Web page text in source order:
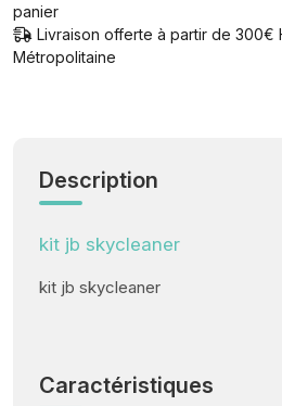
panier
Livraison offerte à partir de 300€
Métropolitaine
Description
kit jb skycleaner
kit jb skycleaner
Caractéristiques